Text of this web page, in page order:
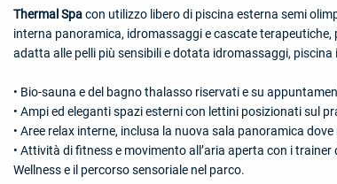
Thermal Spacon utilizzo libero di piscina esterna semi
interna panoramica, idromassaggi e cascate
adatta alle pelli più sensibili e dotata idromassaggi,
• Bio-sauna e del bagno thalasso riservati e su
• Ampi ed eleganti spazi esterni con lettini posizionati sul
• Aree relax interne, inclusa la nuova sala panoramica
• Attività di fitness e movimento all’aria aperta con i
Wellness e il percorso sensoriale nel parco.